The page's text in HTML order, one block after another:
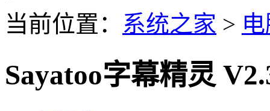
当前位置： 系统之家 >
Sayatoo字幕精灵